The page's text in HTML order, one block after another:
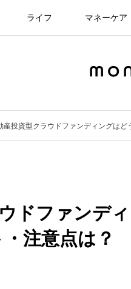
ライフ マネーケア
産投資型クラウドファンディングは
ドファンデ
注意点は？